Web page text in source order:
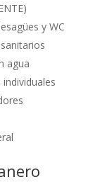
y WC
agua